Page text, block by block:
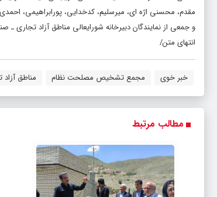
مقدم، محسنی اژه ای، میرسلیم، کدخدایی، پورابراهیمی، احمدی
و جمعی از نمایندگان دبیرخانه شورایعالی مناطق آزاد تجاری
انتهای متن/
خبر خوی مجمع تشخیص مصلحت نظام مناطق
مطالب مرتبط